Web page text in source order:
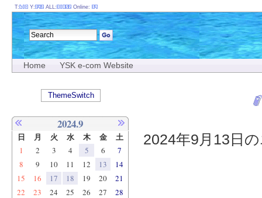
Home YSK e-com Website
2024年9月13日
T: Y: ALL: Online:
ThemeSwitch
2024.9
日 月 火 水 木 金 土
1 2 3 4 5 6
7
8
9 10 11 12 13
14
15
16 17 18 19 20
21
22
23 24 25 26 27
28